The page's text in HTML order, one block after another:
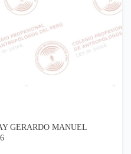
GERARDO MANUEL